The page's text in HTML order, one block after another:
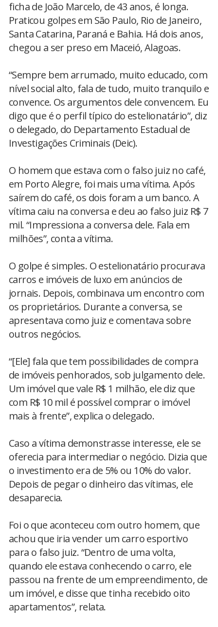
ficha de João Marcelo, de 43 anos, é longa.
Praticou golpes em São Paulo, Rio de Janeiro,
Santa Catarina, Paraná e Bahia. Há dois anos,
chegou a ser preso em Maceió, Alagoas.
“Sempre bem arrumado, muito educado, com
nível social alto, fala de tudo, muito tranquilo e
convence. Os argumentos dele convencem. Eu
digo que é o perfil típico do estelionatário”, diz
o delegado, do Departamento Estadual de
Investigações Criminais (Deic).
O homem que estava com o falso juiz no café,
em Porto Alegre, foi mais uma vítima. Após
saírem do café, os dois foram a um banco. A
vítima caiu na conversa e deu ao falso juiz R$ 7
mil. “Impressiona a conversa dele. Fala em
milhões”, conta a vítima.
O golpe é simples. O estelionatário procurava
carros e imóveis de luxo em anúncios de
jornais. Depois, combinava um encontro com
os proprietários. Durante a conversa, se
apresentava como juiz e comentava sobre
outros negócios.
“[Ele] fala que tem possibilidades de compra
de imóveis penhorados, sob julgamento dele.
Um imóvel que vale R$ 1 milhão, ele diz que
com R$ 10 mil é possível comprar o imóvel
mais à frente”, explica o delegado.
Caso a vítima demonstrasse interesse, ele se
oferecia para intermediar o negócio. Dizia que
o investimento era de 5% ou 10% do valor.
Depois de pegar o dinheiro das vítimas, ele
desaparecia.
Foi o que aconteceu com outro homem, que
achou que iria vender um carro esportivo
para o falso juiz. “Dentro de uma volta,
quando ele estava conhecendo o carro, ele
passou na frente de um empreendimento, de
um imóvel, e disse que tinha recebido oito
apartamentos”, relata.